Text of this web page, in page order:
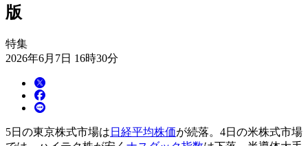
版
特集
2026年6月7日 16時30分
5日の東京株式市場は 日経平均株価が続落。4日の米株式市場